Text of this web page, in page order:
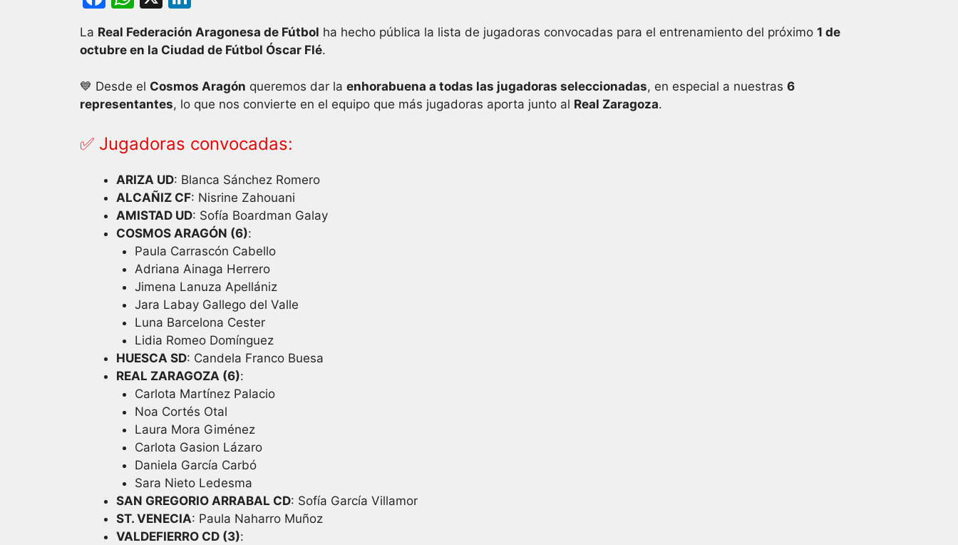
c
b
o
o
k
h
at
A
p
p
n
k
dI
n
La Real Federación Aragonesa de Fútbol ha hecho pública la lista de jugadoras convocadas para el entrenamiento del próximo 1 de
octubre en la Ciudad de Fútbol Óscar Flé.
💙 Desde el Cosmos Aragón queremos dar la enhorabuena a todas las jugadoras seleccionadas, en especial a nuestras 6
representantes, lo que nos convierte en el equipo que más jugadoras aporta junto al Real Zaragoza.
✅ Jugadoras convocadas:
ARIZA UD: Blanca Sánchez Romero
ALCAÑIZ CF: Nisrine Zahouani
AMISTAD UD: Sofía Boardman Galay
COSMOS ARAGÓN (6):
Paula Carrascón Cabello
Adriana Ainaga Herrero
Jimena Lanuza Apellániz
Jara Labay Gallego del Valle
Luna Barcelona Cester
Lidia Romeo Domínguez
HUESCA SD: Candela Franco Buesa
REAL ZARAGOZA (6):
Carlota Martínez Palacio
Noa Cortés Otal
Laura Mora Giménez
Carlota Gasion Lázaro
Daniela García Carbó
Sara Nieto Ledesma
SAN GREGORIO ARRABAL CD: Sofía García Villamor
ST. VENECIA: Paula Naharro Muñoz
VALDEFIERRO CD (3):